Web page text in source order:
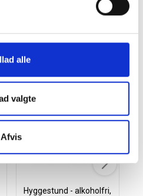
alle
valgte
Afvis
af din virksomhed.
også
Hyggestund - alkoholfri,